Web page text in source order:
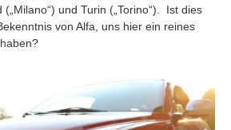
und Turin („Torino“). Ist dies
von Alfa, uns hier ein reines